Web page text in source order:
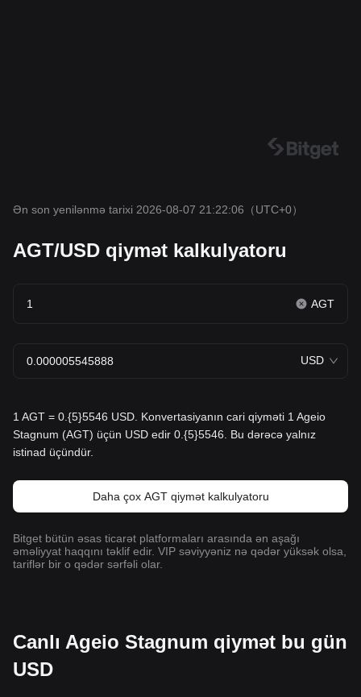
Ən son yenilənmə tarixi 2026-08-07 21:22:06 （UTC+0）
AGT/USD qiymət kalkulyatoru
AGT
USD
1 AGT = 0.{5}5546 USD. Konvertasiyanın cari qiyməti 1 Ageio
Stagnum (AGT) üçün USD edir 0.{5}5546. Bu dərəcə yalnız
istinad üçündür.
Daha çox AGT qiymət kalkulyatoru
Bitget bütün əsas ticarət platformaları arasında ən aşağı
əməliyyat haqqını təklif edir. VIP səviyyəniz nə qədər yüksək olsa,
tariflər bir o qədər sərfəli olar.
Canlı Ageio Stagnum qiymət bu gün
USD